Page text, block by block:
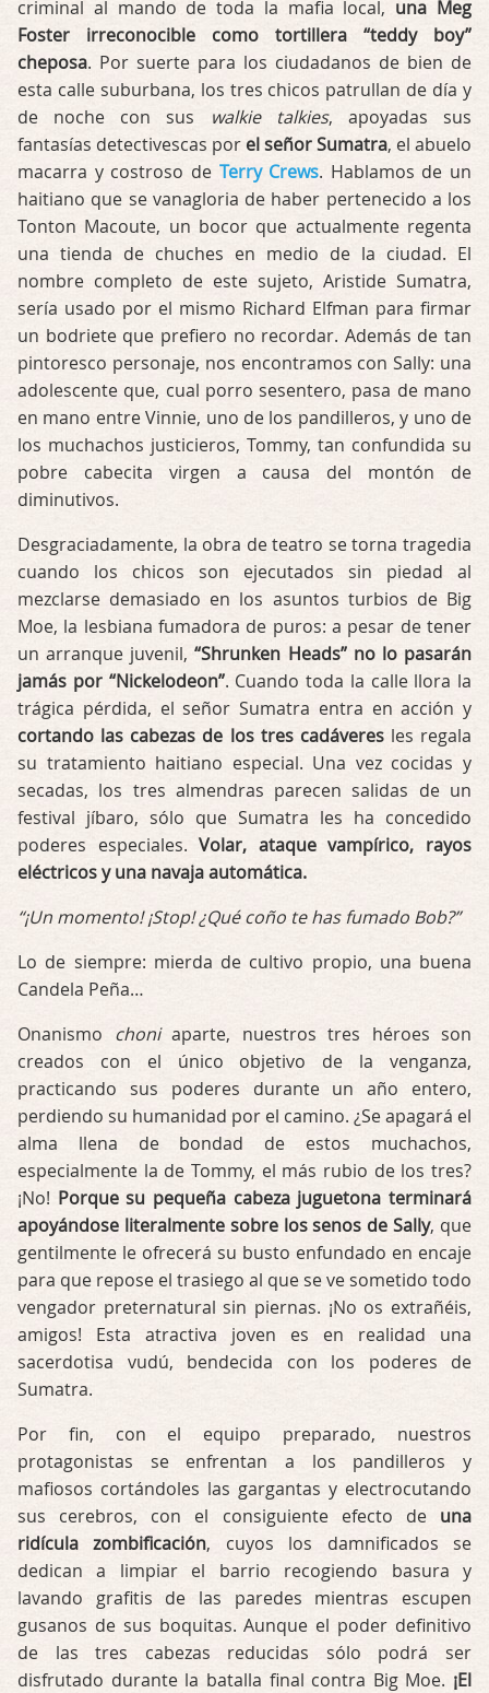
criminal al mando de toda la mafia local, una Meg
Foster irreconocible como tortillera “teddy boy”
cheposa. Por suerte para los ciudadanos de bien de
esta calle suburbana, los tres chicos patrullan de día y
de noche con sus
walkie talkies, apoyadas sus
fantasías detectivescas por el señor Sumatra, el abuelo
macarra y costroso de Terry Crews. Hablamos de un
haitiano que se vanagloria de haber pertenecido a los
Tonton Macoute, un bocor que actualmente regenta
una tienda de chuches en medio de la ciudad. El
nombre completo de este sujeto, Aristide Sumatra,
sería usado por el mismo Richard Elfman para firmar
un bodriete que prefiero no recordar. Además de tan
pintoresco personaje, nos encontramos con Sally: una
adolescente que, cual porro sesentero, pasa de mano
en mano entre Vinnie, uno de los pandilleros, y uno de
los muchachos justicieros, Tommy, tan confundida su
pobre cabecita virgen a causa del montón de
diminutivos.
Desgraciadamente, la obra de teatro se torna tragedia
cuando los chicos son ejecutados sin piedad al
mezclarse demasiado en los asuntos turbios de Big
Moe, la lesbiana fumadora de puros: a pesar de tener
un arranque juvenil,“Shrunken Heads” no lo pasarán
jamás por “Nickelodeon”. Cuando toda la calle llora la
trágica pérdida, el señor Sumatra entra en acción y
cortando las cabezas de los tres cadáveresles regala
su tratamiento haitiano especial. Una vez cocidas y
secadas, los tres almendras parecen salidas de un
festival jíbaro, sólo que Sumatra les ha concedido
poderes especiales.Volar, ataque vampírico, rayos
eléctricos y una navaja automática.
“¡Un momento! ¡Stop! ¿Qué coño te has fumado Bob?”
Lo de siempre: mierda de cultivo propio, una buena
Candela Peña…
Onanismo choni aparte, nuestros tres héroes son
creados con el único objetivo de la venganza,
practicando sus poderes durante un año entero,
perdiendo su humanidad por el camino. ¿Se apagará el
alma llena de bondad de estos muchachos,
especialmente la de Tommy, el más rubio de los tres?
¡No! Porque su pequeña cabeza juguetona terminará
apoyándose literalmente sobre los senos de Sally, que
gentilmente le ofrecerá su busto enfundado en encaje
para que repose el trasiego al que se ve sometido todo
vengador preternatural sin piernas. ¡No os extrañéis,
amigos! Esta atractiva joven es en realidad una
sacerdotisa vudú, bendecida con los poderes de
Sumatra.
Por fin, con el equipo preparado, nuestros
protagonistas se enfrentan a los pandilleros y
mafiosos cortándoles las gargantas y electrocutando
sus cerebros, con el consiguiente efecto de una
ridícula zombificación, cuyos los damnificados se
dedican a limpiar el barrio recogiendo basura y
lavando grafitis de las paredes mientras escupen
gusanos de sus boquitas. Aunque el poder definitivo
de las tres cabezas reducidas sólo podrá ser
disfrutado durante la batalla final contra Big Moe. ¡El